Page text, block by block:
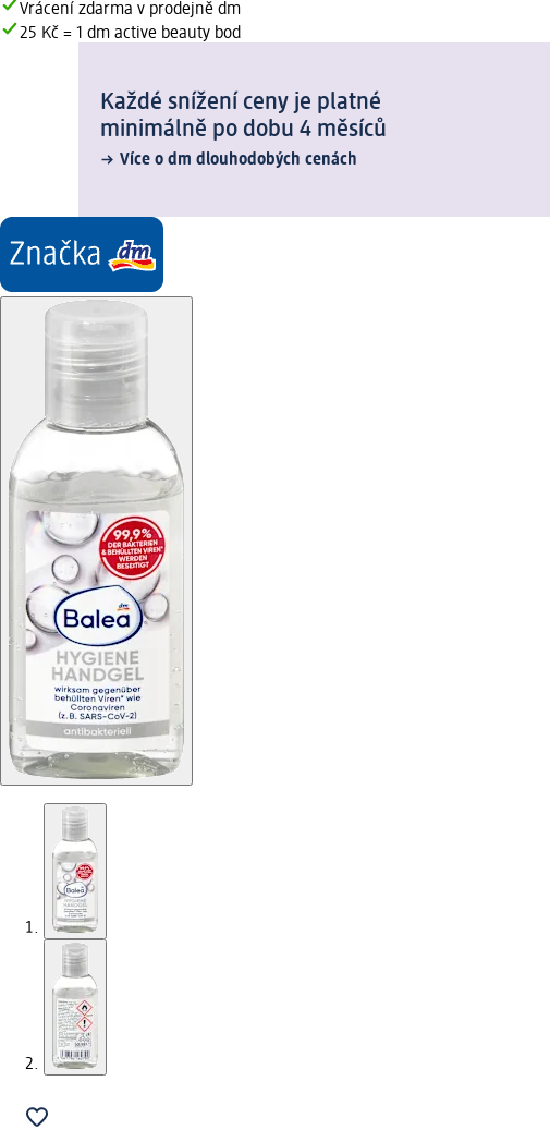
Vrácení zdarma v prodejně dm
25 Kč = 1 dm active beauty bod
Každé snížení ceny je platné
minimálně po dobu 4 měsíců
Více o dm dlouhodobých cenách